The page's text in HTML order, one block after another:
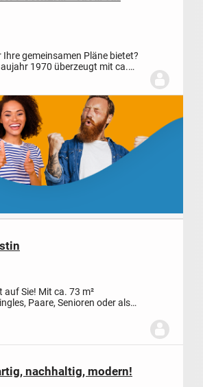
gemeinsamen Pläne bietet?
1970 überzeugt mit ca.
Sie! Mit ca. 73 m²
Paare, Senioren oder als
nachhaltig, modern!